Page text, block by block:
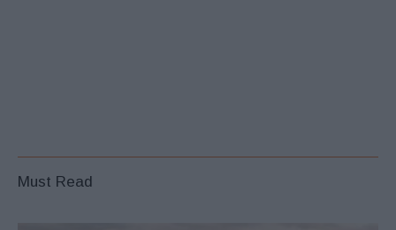
Must Read